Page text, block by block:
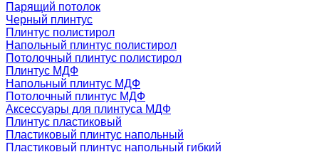
Парящий потолок
Черный плинтус
Плинтус полистирол
Напольный плинтус полистирол
Потолочный плинтус полистирол
Плинтус МДФ
Напольный плинтус МДФ
Потолочный плинтус МДФ
Аксессуары для плинтуса МДФ
Плинтус пластиковый
Пластиковый плинтус напольный
Пластиковый плинтус напольный гибкий